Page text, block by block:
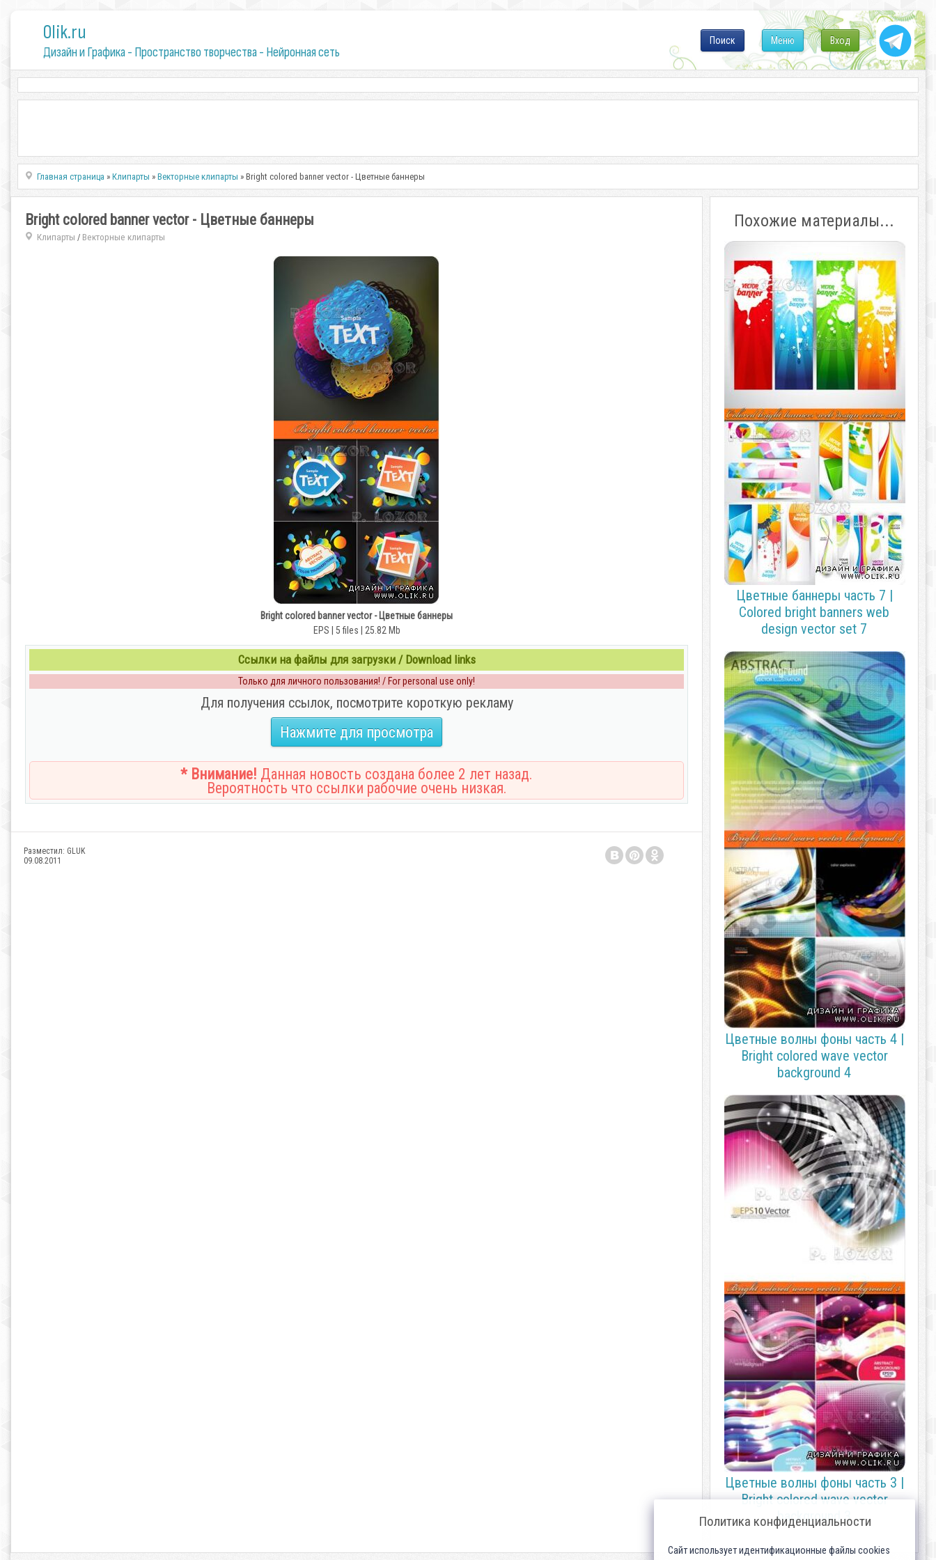
0lik.ru
Дизайн и Графика - Пространство творчества - Нейронная сеть
Вход
Меню
Поиск
Главная страница »Клипарты »Векторные клипарты » Bright colored banner vector - Цветные баннеры
Bright colored banner vector - Цветные баннеры
Клипарты / Векторные клипарты
Bright colored banner vector - Цветные баннеры
EPS | 5 files | 25.82 Mb
Ссылки на файлы для загрузки / Download links
Только для личного пользования! / For personal use only!
Для получения ссылок, посмотрите короткую рекламу
Нажмите для просмотра
* Внимание! Данная новость создана более 2 лет назад.
Вероятность что ссылки рабочие очень низкая.
Разместил: GLUK
09.08.2011
Похожие материалы...
Цветные баннеры часть 7 |
Colored bright banners web
design vector set 7
Цветные волны фоны часть 4 |
Bright colored wave vector
background 4
Цветные волны фоны часть 3 |
Bright colored wave vector
background 3
Политика конфиденциальности
Сайт использует идентификационные файлы cookies